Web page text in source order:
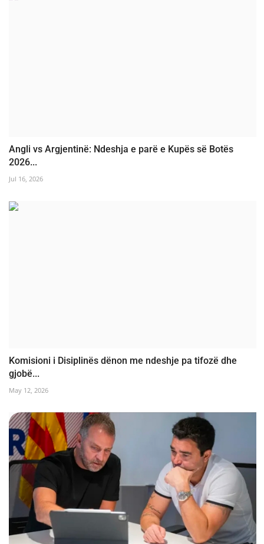
Angli vs Argjentinë: Ndeshja e parë e Kupës së Botës
2026...
Jul 16, 2026
Komisioni i Disiplinës dënon me ndeshje pa tifozë dhe
gjobë...
May 12, 2026